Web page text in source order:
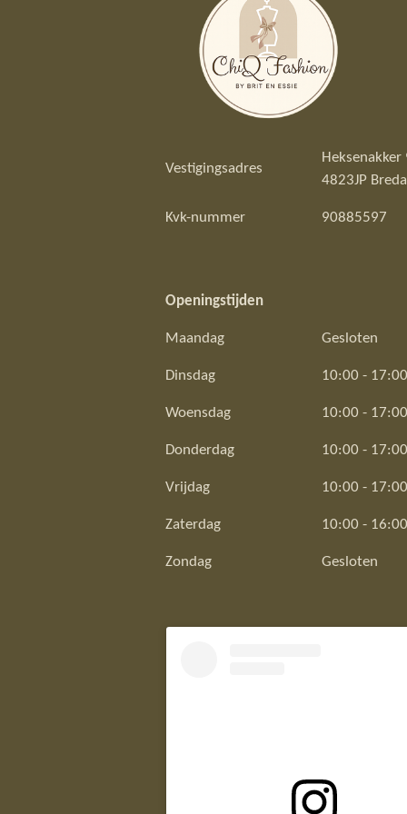
Vestigingsadres
Heksenakker
4823JP Breda
Kvk-nummer 90885597
Openingstijden
Maandag Gesloten
Dinsdag 10:00 - 17:00
Woensdag 10:00 - 17:00
Donderdag 10:00 - 17:00
Vrijdag 10:00 - 17:00
Zaterdag 10:00 - 16:00
Zondag Gesloten